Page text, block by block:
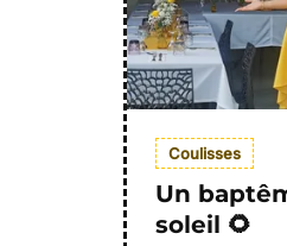
Coulisses
Un
soleil 🌻